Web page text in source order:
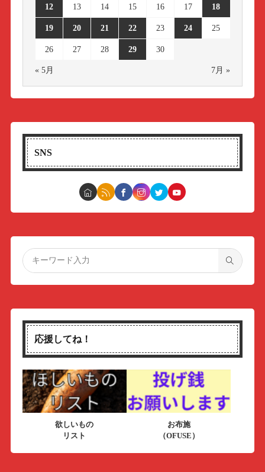
12 13 14 15 16 17 18
19 20 21 22 23 24 25
26 27 28 29 30
« 5月 7月 »
SNS
応援してね！
欲しいもの
リスト
お布施
（OFUSE）